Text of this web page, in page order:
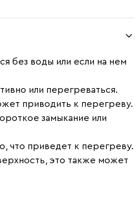
без воды или если на нем
или перегреваться.
приводить к перегреву.
замыкание или
что приведет к перегреву.
это также может